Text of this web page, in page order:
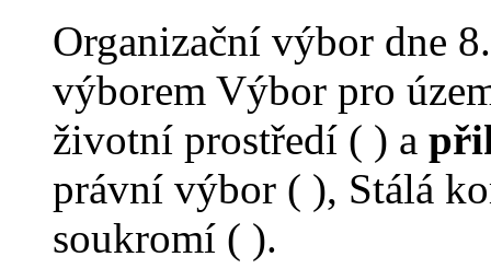
Organizační výbor dne
výborem Výbor pro
životní prostředí ( ) a
právní výbor ( ), Stálá
soukromí ( ).